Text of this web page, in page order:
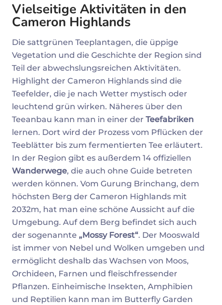
Vielseitige Aktivitäten in den
Cameron Highlands
Die sattgrünen Teeplantagen, die üppige
Vegetation und die Geschichte der Region sind
Teil der abwechslungsreichen Aktivitäten.
Highlight der Cameron Highlands sind die
Teefelder, die je nach Wetter mystisch oder
leuchtend grün wirken. Näheres über den
Teeanbau kann man in einer der Teefabriken
lernen. Dort wird der Prozess vom Pflücken der
Teeblätter bis zum fermentierten Tee erläutert.
In der Region gibt es außerdem 14 offiziellen
Wanderwege, die auch ohne Guide betreten
werden können. Vom Gurung Brinchang, dem
höchsten Berg der Cameron Highlands mit
2032m, hat man eine schöne Aussicht auf die
Umgebung. Auf dem Berg befindet sich auch
der sogenannte „Mossy Forest“. Der Mooswald
ist immer von Nebel und Wolken umgeben und
ermöglicht deshalb das Wachsen von Moos,
Orchideen, Farnen und fleischfressender
Pflanzen. Einheimische Insekten, Amphibien
und Reptilien kann man im Butterfly Garden